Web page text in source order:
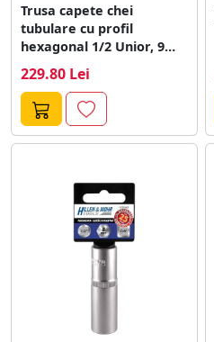
Trusa capete chei
tubulare cu profil
hexagonal 1/2 Unior, 9
229.80 Lei